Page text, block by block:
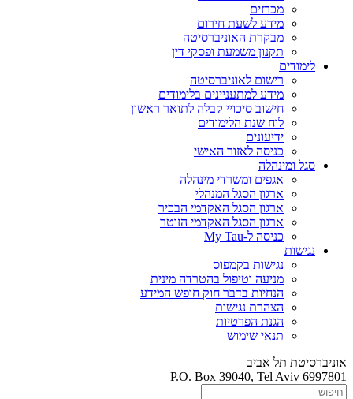
מכרזים
מידע לשעת חירום
מבקרת האוניברסיטה
תקנון משמעת ופסקי דין
לימודים
רישום לאוניברסיטה
מידע למתעניינים בלימודים
חישוב סיכויי קבלה לתואר ראשון
לוח שנת הלימודים
ידיעונים
כניסה לאזור האישי
סגל ומינהלה
אגפים ומשרדי מינהלה
ארגון הסגל המנהלי
ארגון הסגל האקדמי הבכיר
ארגון הסגל האקדמי הזוטר
כניסה ל-My Tau
נגישות
נגישות בקמפוס
מניעה וטיפול בהטרדה מינית
הנחיות בדבר חוק חופש המידע
הצהרת נגישות
הגנת הפרטיות
תנאי שימוש
אוניברסיטת תל אביב
P.O. Box 39040, Tel Aviv 6997801